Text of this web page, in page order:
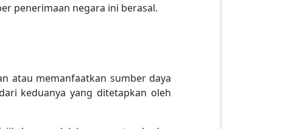
penerimaan negara ini berasal.
atau memanfaatkan sumber daya
keduanya yang ditetapkan oleh